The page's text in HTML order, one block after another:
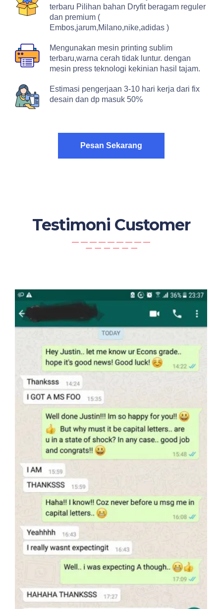
terbaru Pilihan bahan Dryfit beragam reguler
dan premium (
Embos,jarum,Milano,nike,adidas )
Mengunakan mesin printing sublim
terbaru,warna cerah tidak luntur. dengan
mesin press teknologi kekinian hasil tajam.
Estimasi pengerjaan 3-10 hari kerja dari fix
desain dan dp masuk 50%
Pesan Sekarang
Testimoni Customer